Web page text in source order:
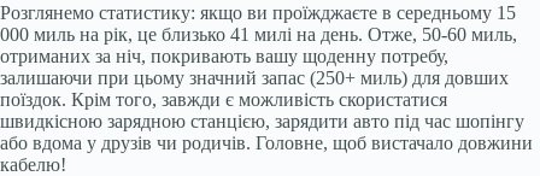
Розглянемо статистику: якщо ви проїжджаєте в середньому 15
000 миль на рік, це близько 41 милі на день. Отже, 50-60 миль,
отриманих за ніч, покривають вашу щоденну потребу,
залишаючи при цьому значний запас (250+ миль) для довших
поїздок. Крім того, завжди є можливість скористатися
швидкісною зарядною станцією, зарядити авто під час шопінгу
або вдома у друзів чи родичів. Головне, щоб вистачало довжини
кабелю!